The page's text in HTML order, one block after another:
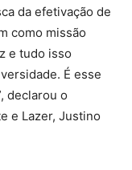
da efetivação de
como missão
e tudo isso
É esse
declarou o
e Lazer, Justino